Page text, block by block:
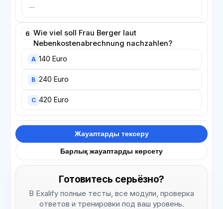
6 Wie viel soll Frau Berger laut
Nebenkostenabrechnung nachzahlen?
A 140 Euro
B 240 Euro
C 420 Euro
Жауаптарды тексеру
Барлық жауаптарды көрсету
Готовитесь серьёзно?
В Exalify полные тесты, все модули, проверка
ответов и тренировки под ваш уровень.